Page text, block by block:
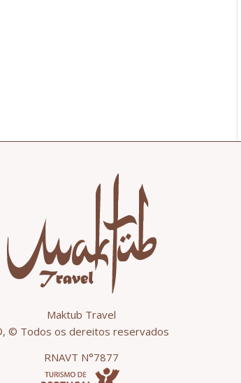
Maktub Travel
© Todos os dereitos reservados
RNAVT N°7877